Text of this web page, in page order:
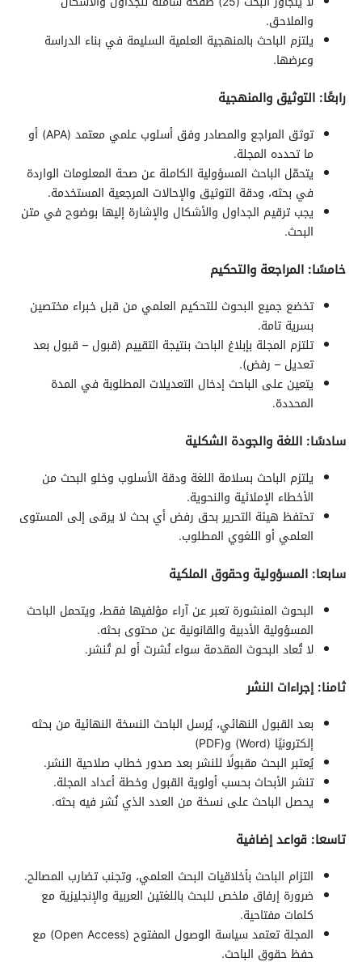
والملاحق.
يلتزم الباحث بالمنهجية العلمية السليمة في بناء الدراسة
وعرضها.
رابعًا: التوثيق والمنهجية
توثق المراجع والمصادر وفق أسلوب علمي معتمد (APA) أو
ما تحدده المجلة.
يتحمّل الباحث المسؤولية الكاملة عن صحة المعلومات الواردة
في بحثه، ودقة التوثيق والإحالات المرجعية المستخدمة.
يجب ترقيم الجداول والأشكال والإشارة إليها بوضوح في متن
البحث.
خامسًا: المراجعة والتحكيم
تخضع جميع البحوث للتحكيم العلمي من قبل خبراء مختصين
بسرية تامة.
تلتزم المجلة بإبلاغ الباحث بنتيجة التقييم (قبول – قبول بعد
تعديل – رفض).
يتعين على الباحث إدخال التعديلات المطلوبة في المدة
المحددة.
سادسًا: اللغة والجودة الشكلية
يلتزم الباحث بسلامة اللغة ودقة الأسلوب وخلو البحث من
الأخطاء الإملائية والنحوية.
تحتفظ هيئة التحرير بحق رفض أي بحث لا يرقى إلى المستوى
العلمي أو اللغوي المطلوب.
سابعا: المسؤولية وحقوق الملكية
البحوث المنشورة تعبر عن آراء مؤلفيها فقط، ويتحمل الباحث
المسؤولية الأدبية والقانونية عن محتوى بحثه.
لا تُعاد البحوث المقدمة سواء نُشرت أو لم تُنشر.
ثامنا: إجراءات النشر
بعد القبول النهائي، يُرسل الباحث النسخة النهائية من بحثه
إلكترونيًا (Word) و(PDF)
يُعتبر البحث مقبولًا للنشر بعد صدور خطاب صلاحية النشر.
تنشر الأبحاث بحسب أولوية القبول وخطة أعداد المجلة.
يحصل الباحث على نسخة من العدد الذي نُشر فيه بحثه.
تاسعا: قواعد إضافية
التزام الباحث بأخلاقيات البحث العلمي، وتجنب تضارب المصالح.
ضرورة إرفاق ملخص للبحث باللغتين العربية والإنجليزية مع
كلمات مفتاحية.
المجلة تعتمد سياسة الوصول المفتوح (Open Access) مع
حفظ حقوق الباحث.